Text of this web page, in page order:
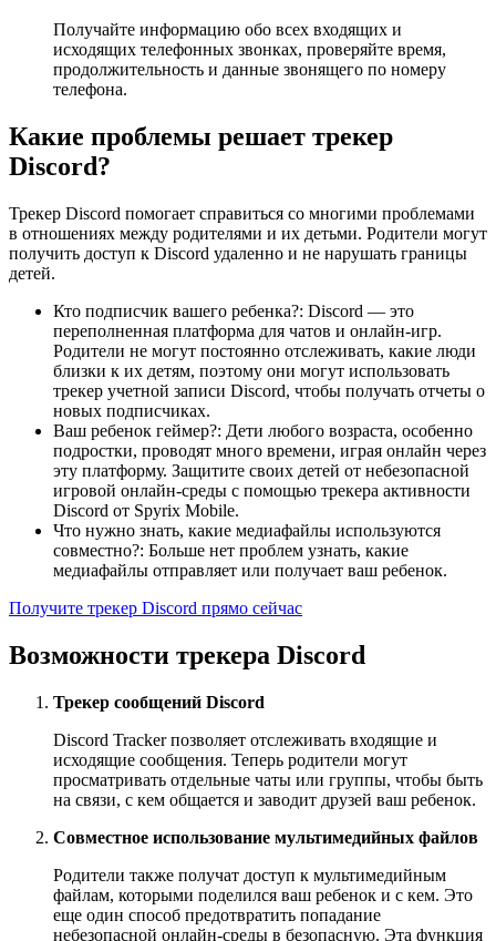
Получайте информацию обо всех входящих и
исходящих телефонных звонках, проверяйте время,
продолжительность и данные звонящего по номеру
телефона.
Какие проблемы решает трекер
Discord?
Трекер Discord помогает справиться со многими проблемами
в отношениях между родителями и их детьми. Родители могут
получить доступ к Discord удаленно и не нарушать границы
детей.
Кто подписчик вашего ребенка?: Discord — это
переполненная платформа для чатов и онлайн-игр.
Родители не могут постоянно отслеживать, какие люди
близки к их детям, поэтому они могут использовать
трекер учетной записи Discord, чтобы получать отчеты о
новых подписчиках.
Ваш ребенок геймер?: Дети любого возраста, особенно
подростки, проводят много времени, играя онлайн через
эту платформу. Защитите своих детей от небезопасной
игровой онлайн-среды с помощью трекера активности
Discord от Spyrix Mobile.
Что нужно знать, какие медиафайлы используются
совместно?: Больше нет проблем узнать, какие
медиафайлы отправляет или получает ваш ребенок.
Получите трекер Discord прямо сейчас
Возможности трекера Discord
Трекер сообщений Discord
Discord Tracker позволяет отслеживать входящие и
исходящие сообщения. Теперь родители могут
просматривать отдельные чаты или группы, чтобы быть
на связи, с кем общается и заводит друзей ваш ребенок.
Совместное использование мультимедийных файлов
Родители также получат доступ к мультимедийным
файлам, которыми поделился ваш ребенок и с кем. Это
еще один способ предотвратить попадание
небезопасной онлайн-среды в безопасную. Эта функция